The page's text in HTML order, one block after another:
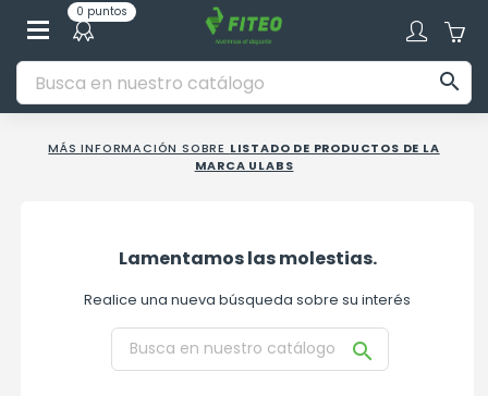
0 puntos

MÁS INFORMACIÓN SOBRE LISTADO DE PRODUCTOS DE LA
MARCA ULABS
Lamentamos las molestias.
Realice una nueva búsqueda sobre su interés
